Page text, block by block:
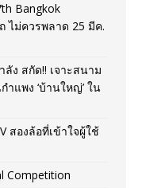
Bangkok
ไม่ควรพลาด 25 มีค.
ง สกัด!! เจาะสนาม
ำแพง ‘บ้านใหญ่’ ใน
สองล้อที่เข้าใจผู้ใช้
Competition